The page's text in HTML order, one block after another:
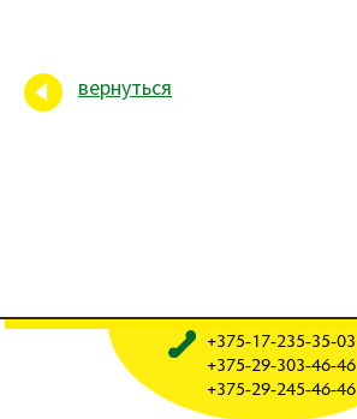
вернуться
+375-17-235-35-03
+375-29-303-46-46
+375-29-245-46-46